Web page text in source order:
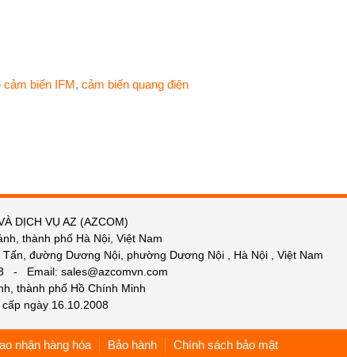
cảm biến IFM, cảm biến quang điện
DỊCH VỤ AZ (AZCOM)
thành phố Hà Nội, Việt Nam
đường Dương Nội, phường Dương Nội , Hà Nội , Việt Nam
- Email: sales@azcomvn.com
thành phố Hồ Chính Minh
ngày 16.10.2008
nhận hàng hóa Bảo hành Chính sách bảo mật